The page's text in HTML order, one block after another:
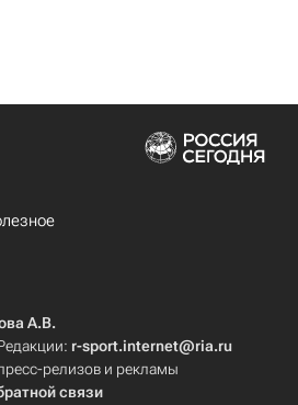
А.В.
r-sport.internet@ria.ru
релизов и рекламы
связи